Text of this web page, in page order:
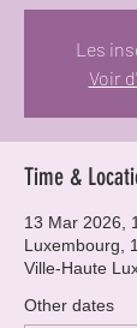
Les
Voir
Time &
13 Mar 2026,
Luxembourg,
Ville-Haute
Other dates